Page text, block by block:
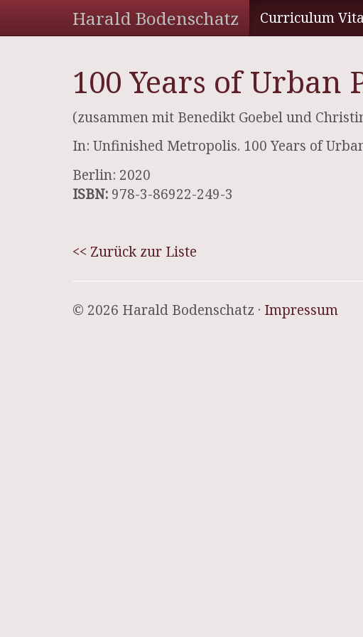
Harald Bodenschatz Curriculum
100 Years of
(zusammen mit Benedikt Goebel und
In: Unfinished Metropolis. 100 Years of
Berlin: 2020
ISBN: 978-3-86922-249-3
<< Zurück zur Liste
© 2026 Harald Bodenschatz · Impressum